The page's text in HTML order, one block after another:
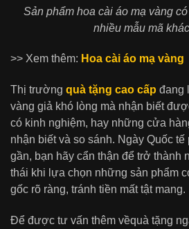
Sản phẩm hoa cài áo mạ vàng
nhiều mẫu mã
>> Xem thêm: Hoa cài áo mạ vàng
Thị trường quà tặng cao cấp đang
vàng giả khó lòng mà nhận biết
có kinh nghiệm, hay những cửa
nhận biết và so sánh. Ngày Quốc
gần, bạn hãy cẩn thận để trở thành
thái khi lựa chọn những sản phẩm
gốc rõ ràng, tránh tiền mất tật mang.
Để được tư vấn thêm vềquà tặng